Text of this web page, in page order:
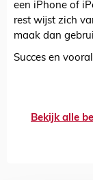
een iPhone of
rest wijst zich
maak dan
Succes en
Bekijk alle